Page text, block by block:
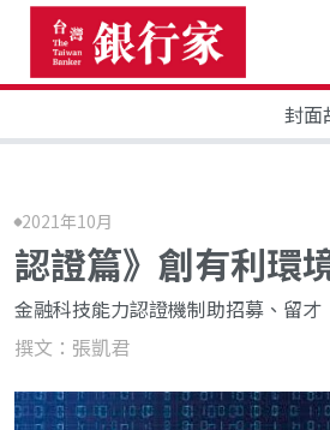
封面
2021年10月
認證篇》創有利環
金融科技能力認證機制助招募、留才
撰文：張凱君